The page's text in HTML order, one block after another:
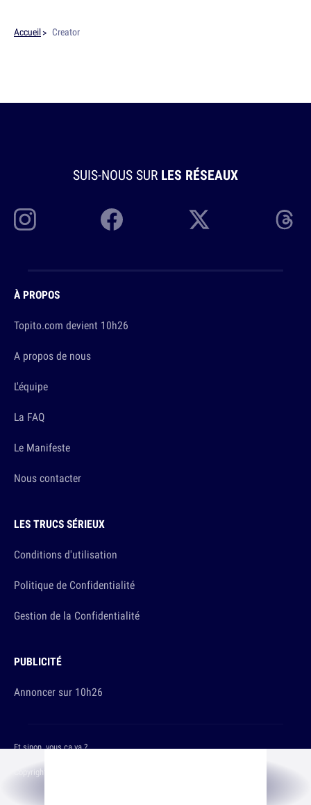
Accueil Creator
SUIS-NOUS SUR LES RÉSEAUX
À PROPOS
Topito.com devient 10h26
A propos de nous
L'équipe
La FAQ
Le Manifeste
Nous contacter
LES TRUCS SÉRIEUX
Conditions d'utilisation
Politique de Confidentialité
Gestion de la Confidentialité
PUBLICITÉ
Annoncer sur 10h26
Copyright © 2026 The Original Publishing Studio
Et sinon, vous ça va ?